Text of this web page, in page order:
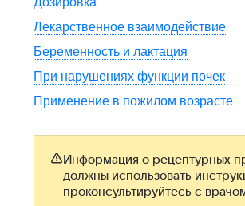
Лекарственное взаимодействие
Беременность и лактация
При нарушениях функции почек
Применение в пожилом возрасте
Информация о рецептурных
должны использовать
проконсультируйтесь с